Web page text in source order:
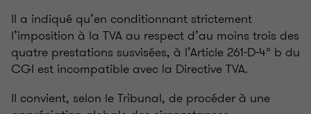
Il a indiqué qu’en conditionnant strictement
l’imposition à la TVA au respect d’au moins trois des
quatre prestations susvisées, à l’Article 261-D-4° b du
CGI est incompatible avec la Directive TVA.
Il convient, selon le Tribunal, de procéder à une